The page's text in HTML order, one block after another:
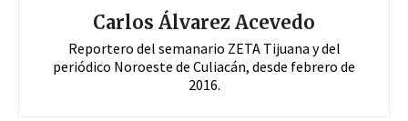
Carlos Álvarez Acevedo
Reportero del semanario ZETA Tijuana y del
periódico Noroeste de Culiacán, desde febrero de
2016.